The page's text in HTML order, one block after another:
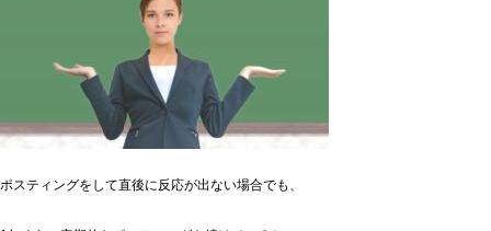
ポスティングをして直後に反応が出ない場合でも、